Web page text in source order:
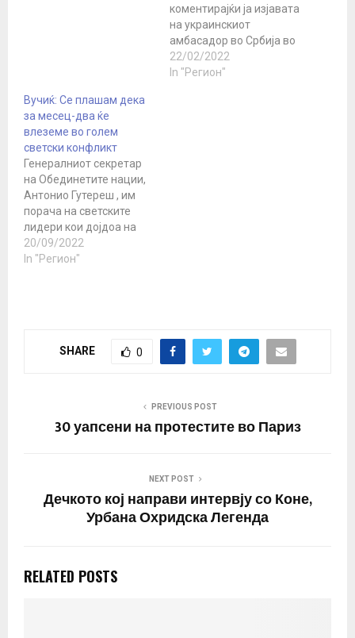
коментирајќи ја изјавата
на украинскиот
амбасадор во Србија во
заминување, во која тој
побара појасна позиција
22/02/2022
In "Регион"
Вучиќ: Се плашам дека
за месец-два ќе
влеземе во голем
светски конфликт
Генералниот секретар
на Обединетите нации,
Антонио Гутереш , им
порача на светските
лидери кои дојдоа на
77та сесија на
Генералното собрание
предизвици кои ја
20/09/2022
In "Регион"
SHARE 0
PREVIOUS POST
30 уапсени на протестите во Париз
NEXT POST
Дечкото кој направи интервју со Коне,
Урбана Охридска Легенда
RELATED POSTS